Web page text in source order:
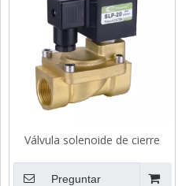
Válvula solenoide de cierre
diámetro serie SLP
Preguntar